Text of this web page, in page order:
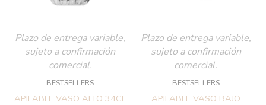
Plazo de entrega variable,
sujeto a confirmación
comercial.
BESTSELLERS
APILABLE VASO ALTO 34CL
Plazo de entrega variable,
sujeto a confirmación
comercial.
BESTSELLERS
APILABLE VASO BAJO